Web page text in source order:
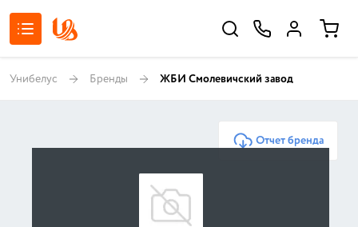
Унибелус Бренды ЖБИ Смолевичский завод
Отчет бренда